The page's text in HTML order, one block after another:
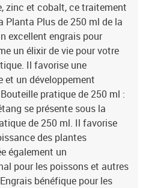
la croissance des plantes sans
d'algues. Bon à savoir
m³ pour le dosage et utiliser tous
de croissance des plantes
liquide pour l'eau de l'étangAssure la
en leur apportant des
zinc et cobalt, ce traitement
Planta Plus de 250 ml de la
excellent engrais pour
un élixir de vie pour votre
Il favorise une
un développement
pratique de 250 ml :
se présente sous la
de 250 ml. Il favorise
des plantes
également un
pour les poissons et autres
bénéfique pour les